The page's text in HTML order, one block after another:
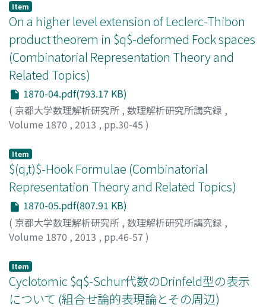
Item
On a higher level extension of Leclerc-Thibon
product theorem in $q$-deformed Fock spaces
(Combinatorial Representation Theory and
Related Topics)
1870-04.pdf(793.17 KB)
( 京都大学数理解析研究所 , 数理解析研究所講究録 ,
Volume 1870 , 2013 , pp.30-45 )
Item
$(q,t)$-Hook Formulae (Combinatorial
Representation Theory and Related Topics)
1870-05.pdf(807.91 KB)
( 京都大学数理解析研究所 , 数理解析研究所講究録 ,
Volume 1870 , 2013 , pp.46-57 )
Item
Cyclotomic $q$-Schur代数のDrinfeld型の表示
について (組合せ論的表現論とその周辺)